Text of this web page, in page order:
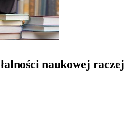
naukowej raczej